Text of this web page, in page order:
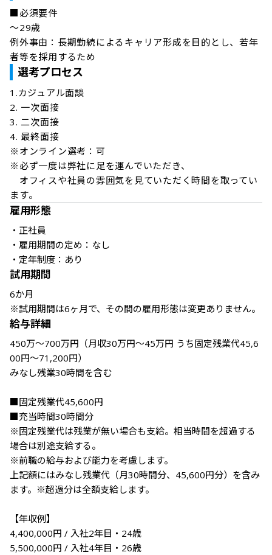
■必須要件
〜29歳
例外事由：長期勤続によるキャリア形成を目的とし、若年
者等を採用するため
選考プロセス
1.カジュアル面談
2. 一次面接
3. 二次面接
4. 最終面接
※オンライン選考：可
※必ず一度は弊社に足を運んでいただき、
オフィスや社員の雰囲気を見ていただく時間を取ってい
ます。
雇用形態
・正社員
・雇用期間の定め：なし
・定年制度：あり
試用期間
6か月
※試用期間は6ヶ月で、その間の雇用形態は変更ありません。
給与詳細
450万～700万円（月収30万円～45万円 うち固定残業代45,6
00円～71,200円）
みなし残業30時間を含む
■固定残業代45,600円
■充当時間30時間分
※固定残業代は残業が無い場合も支給。相当時間を超過する
場合は別途支給する。
※前職の給与および能力を考慮します。
上記額にはみなし残業代（月30時間分、45,600円分）を含み
ます。※超過分は全額支給します。
【年収例】
4,400,000円 / 入社2年目・24歳
5,500,000円 / 入社4年目・26歳